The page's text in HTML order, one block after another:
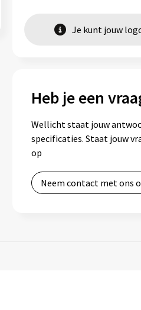
Je kunt jouw
Heb je een
Wellicht staat jouw
specificaties. Staat jouw
op
Neem contact met ons